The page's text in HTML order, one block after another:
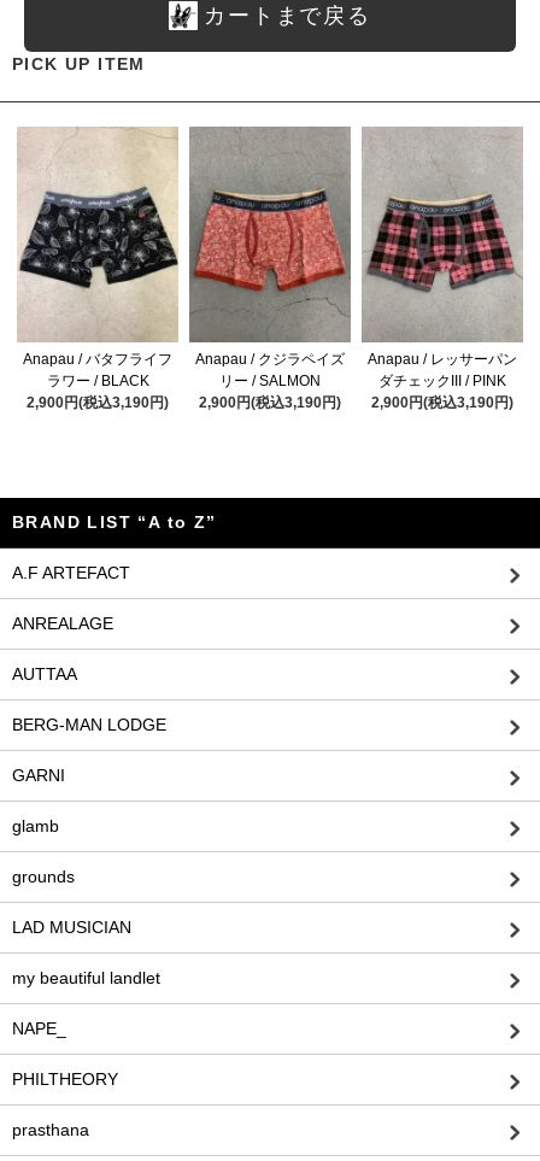
カートまで戻る
PICK UP ITEM
Anapau / バタフライフ
ラワー / BLACK
2,900円(税込3,190円)
Anapau / クジラペイズ
リー / SALMON
2,900円(税込3,190円)
Anapau / レッサーパン
ダチェックIII / PINK
2,900円(税込3,190円)
BRAND LIST “A to Z”
A.F ARTEFACT
ANREALAGE
AUTTAA
BERG-MAN LODGE
GARNI
glamb
grounds
LAD MUSICIAN
my beautiful landlet
NAPE_
PHILTHEORY
prasthana